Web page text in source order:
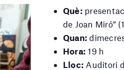
Què:
de Joan Miró”
Quan:
Hora: 19 h
Lloc: Auditori